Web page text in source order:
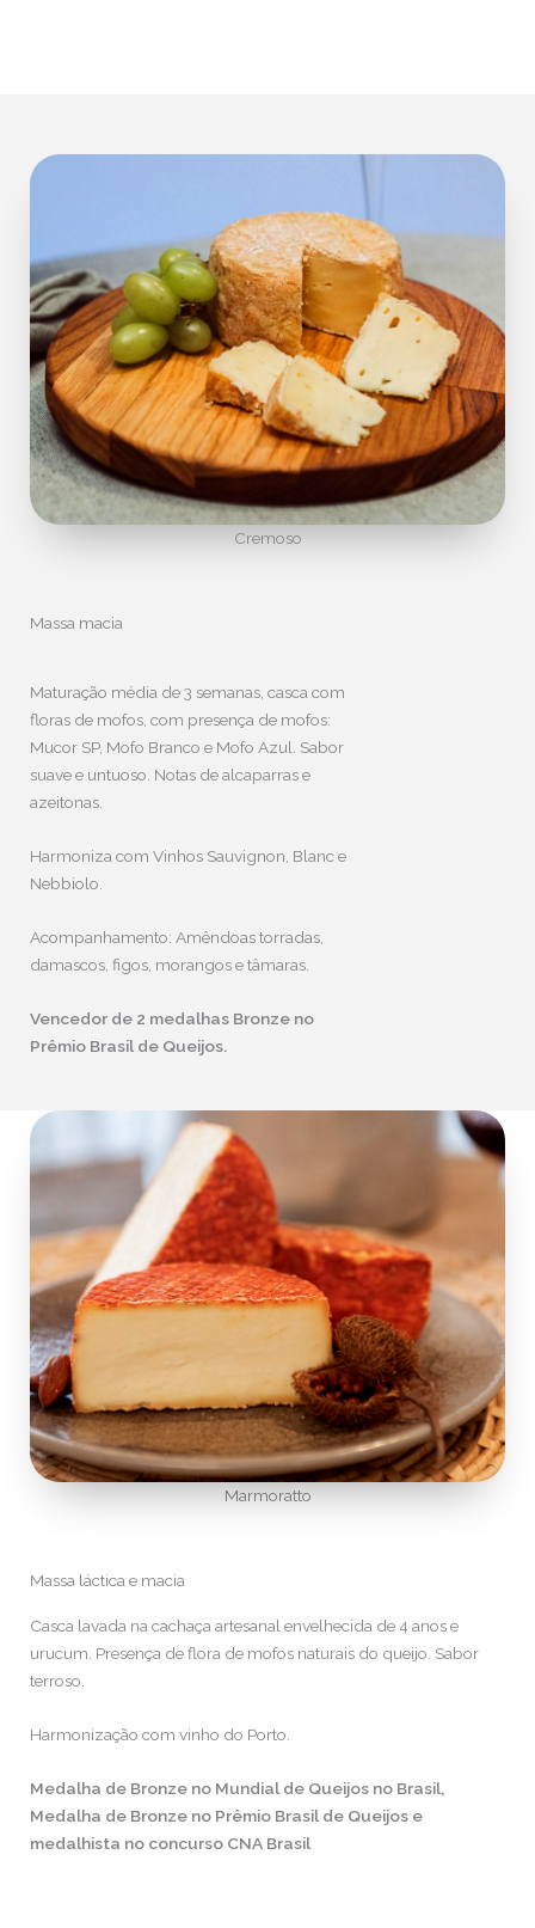
Cremoso
Massa macia
Maturação média de 3 semanas, casca com
floras de mofos, com presença de mofos:
Mucor SP, Mofo Branco e Mofo Azul. Sabor
suave e untuoso. Notas de alcaparras e
azeitonas.
Harmoniza com Vinhos Sauvignon, Blanc e
Nebbiolo.
Acompanhamento: Amêndoas torradas,
damascos, figos, morangos e tâmaras.
Vencedor de 2 medalhas Bronze no
Prêmio Brasil de Queijos.
Marmoratto
Massa láctica e macia
Casca lavada na cachaça artesanal envelhecida de 4 anos e
urucum. Presença de flora de mofos naturais do queijo. Sabor
terroso.
Harmonização com vinho do Porto.
Medalha de Bronze no Mundial de Queijos no Brasil,
Medalha de Bronze no Prêmio Brasil de Queijos e
medalhista no concurso CNA Brasil